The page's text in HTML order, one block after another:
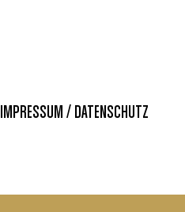
IMPRESSUM / DATENSCHUTZ